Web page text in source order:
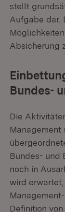
stellt
Aufgabe dar.
Absicherung
Bundes-
Die
Management
Bundes- und
noch in
wird
Definition